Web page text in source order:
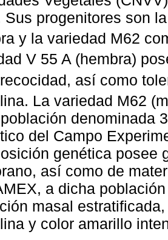
Sus progenitores son
y la variedad M62
V 55 A (hembra)
así como
La variedad M62
denominada
del Campo
genética posee
así como de
a dicha
masal
y color amarillo